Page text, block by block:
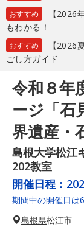
おすすめ
【2026
もわかる！
おすすめ
【2026
ごし方ガイド
令和８年
ージ「石
界遺産・
島根大学松
202教室
開催日程：
期間中の開催日
島根県松江市